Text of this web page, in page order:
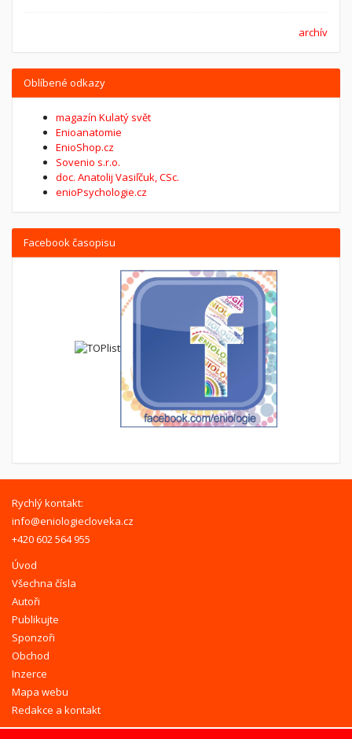
archív
Oblíbené odkazy
magazín Kulatý svět
Enioanatomie
EnioShop.cz
Sovenio s.r.o.
doc. Anatolij Vasiľčuk, CSc.
enioPsychologie.cz
Facebook časopisu
Rychlý kontakt:
info@eniologiecloveka.cz
+420 602 564 955
Úvod
Všechna čísla
Autoři
Publikujte
Sponzoři
Obchod
Inzerce
Mapa webu
Redakce a kontakt